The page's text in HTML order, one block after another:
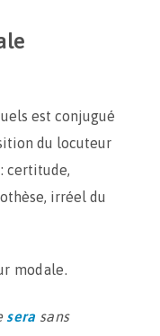
est conjugué
du locuteur
certitude,
irréel du
modale.
sera sans